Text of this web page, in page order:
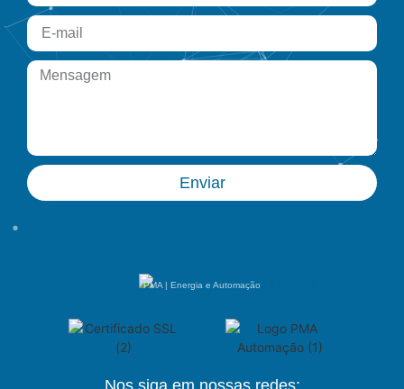
Enviar
PMA | Energia e Automação
Nos siga em nossas redes: